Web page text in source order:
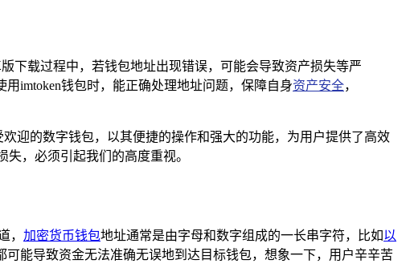
下载过程中，若钱包地址出现错误，可能会导致资产损失等严
imtoken钱包时，能正确处理地址问题，保障自身资产安全，
迎的数字钱包，以其便捷的操作和强大的功能，为用户提供了高效
，必须引起我们的高度重视。
， 加密货币钱包地址通常是由字母和数字组成的一长串字符，比如以
能导致资金无法准确无误地到达目标钱包，想象一下，用户辛辛苦